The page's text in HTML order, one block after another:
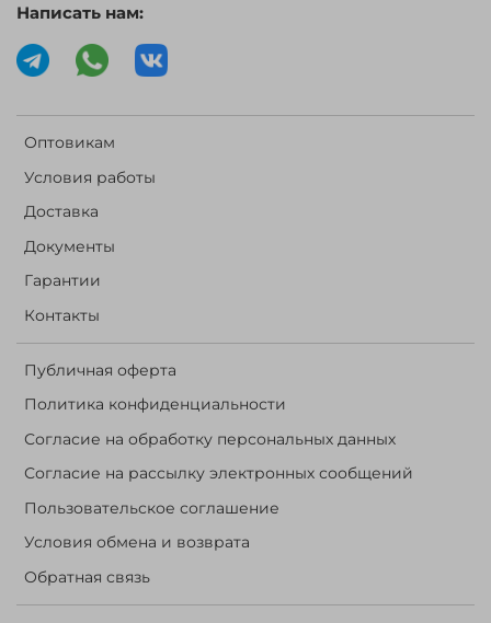
Оптовикам
Условия работы
Доставка
Документы
Гарантии
Контакты
Публичная оферта
Политика конфиденциальности
Согласие на обработку персональных данных
Согласие на рассылку электронных сообщений
Пользовательское соглашение
Условия обмена и возврата
Обратная связь
Написать нам: